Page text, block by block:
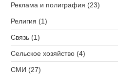
Реклама и полиграфия (23)
Религия (1)
Связь (1)
Сельское хозяйство (4)
СМИ (27)